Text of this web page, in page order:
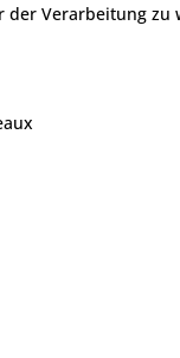
Verarbeitung